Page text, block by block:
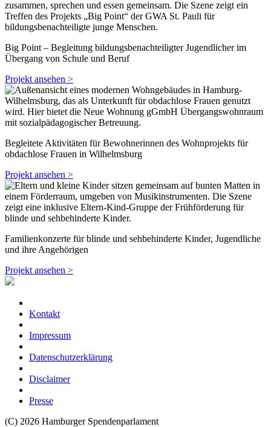
Big Point – Begleitung bildungsbenachteiligter Jugendlicher im
Übergang von Schule und Beruf
Projekt ansehen >
Begleitete Aktivitäten für Bewohnerinnen des Wohnprojekts für
obdachlose Frauen in Wilhelmsburg
Projekt ansehen >
Familienkonzerte für blinde und sehbehinderte Kinder, Jugendliche
und ihre Angehörigen
Projekt ansehen >
Kontakt
Impressum
Datenschutzerklärung
Disclaimer
Presse
(C) 2026 Hamburger Spendenparlament